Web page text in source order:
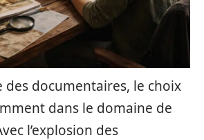
des documentaires, le choix
dans le domaine de
l’explosion des